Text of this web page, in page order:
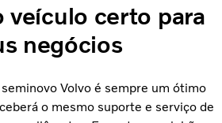
veículo certo para
negócios
Volvo é sempre um ótimo
o mesmo suporte e serviço de